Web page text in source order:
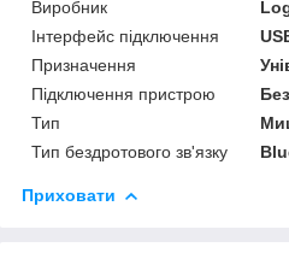
Виробник
Інтерфейс підключення
Призначення
Підключення пристрою
Тип
Тип бездротового зв'язку
Приховати